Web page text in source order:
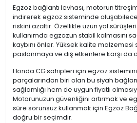
Egzoz bağlantı levhası, motorun
indirerek egzoz sisteminde
riskini azaltır. Özellikle uzun yol
kullanımda egzozun stabil kalmasını
kaybını önler. Yüksek kalite
paslanmaya ve dış etkenlere karşı da
Honda CG sahipleri için egzoz
parçalarından biri olan bu siyah
sağlamlığı hem de uygun fiyatlı
Motorunuzun güvenliğini artırmak ve
süre sorunsuz kullanmak için Egzoz
doğru bir seçimdir.